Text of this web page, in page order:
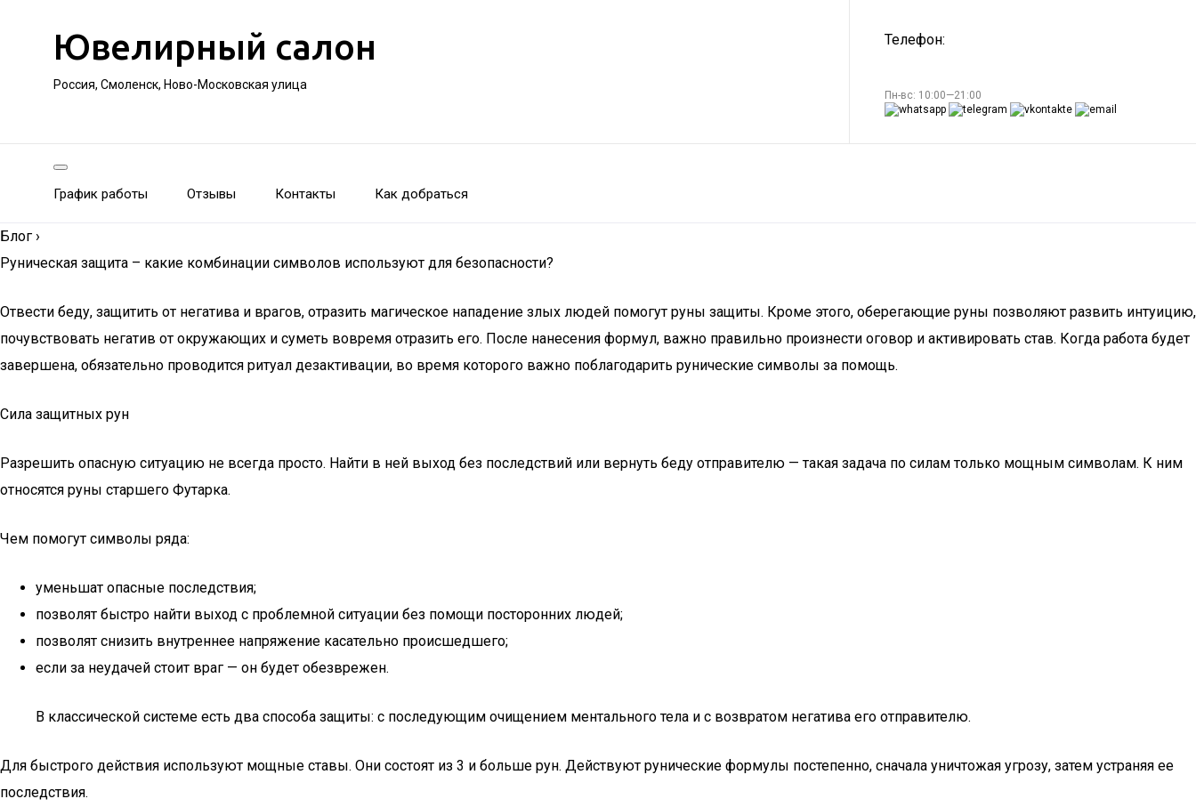
Ювелирный салон
Россия, Смоленск, Ново-Московская улица
Телефон:
Пн-вс: 10:00—21:00
График работы Отзывы Контакты Как добраться
Блог ›
Руническая защита – какие комбинации символов используют для безопасности?
Отвести беду, защитить от негатива и врагов, отразить магическое нападение злых людей помогут руны защиты. Кроме этого, оберегающие руны позволяют развить интуицию,
почувствовать негатив от окружающих и суметь вовремя отразить его. После нанесения формул, важно правильно произнести оговор и активировать став. Когда работа будет
завершена, обязательно проводится ритуал дезактивации, во время которого важно поблагодарить рунические символы за помощь.
Сила защитных рун
Разрешить опасную ситуацию не всегда просто. Найти в ней выход без последствий или вернуть беду отправителю — такая задача по силам только мощным символам. К ним
относятся руны старшего Футарка.
Чем помогут символы ряда:
уменьшат опасные последствия;
позволят быстро найти выход с проблемной ситуации без помощи посторонних людей;
позволят снизить внутреннее напряжение касательно происшедшего;
если за неудачей стоит враг — он будет обезврежен.
В классической системе есть два способа защиты: с последующим очищением ментального тела и с возвратом негатива его отправителю.
Для быстрого действия используют мощные ставы. Они состоят из 3 и больше рун. Действуют рунические формулы постепенно, сначала уничтожая угрозу, затем устраняя ее
последствия.